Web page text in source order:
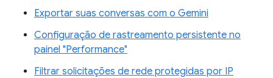
Exportar suas conversas com o Gemini
Configuração de rastreamento persistente no
painel "Performance"
Filtrar solicitações de rede protegidas por IP